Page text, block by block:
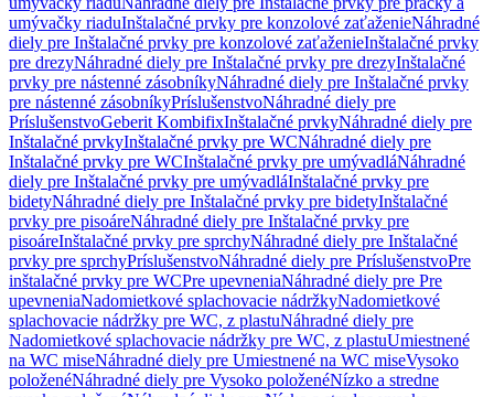
umývačky riaduInštalačné prvky pre konzolové zaťaženieNáhradné
diely pre Inštalačné prvky pre konzolové zaťaženieInštalačné prvky
pre drezyNáhradné diely pre Inštalačné prvky pre drezyInštalačné
prvky pre nástenné zásobníkyNáhradné diely pre Inštalačné prvky
pre nástenné zásobníkyPríslušenstvoNáhradné diely pre
PríslušenstvoGeberit KombifixInštalačné prvkyNáhradné diely pre
Inštalačné prvkyInštalačné prvky pre WCNáhradné diely pre
Inštalačné prvky pre WCInštalačné prvky pre umývadláNáhradné
diely pre Inštalačné prvky pre umývadláInštalačné prvky pre
bidetyNáhradné diely pre Inštalačné prvky pre bidetyInštalačné
prvky pre pisoáreNáhradné diely pre Inštalačné prvky pre
pisoáreInštalačné prvky pre sprchyNáhradné diely pre Inštalačné
prvky pre sprchyPríslušenstvoNáhradné diely pre PríslušenstvoPre
inštalačné prvky pre WCPre upevneniaNáhradné diely pre Pre
upevneniaNadomietkové splachovacie nádržkyNadomietkové
splachovacie nádržky pre WC, z plastuNáhradné diely pre
Nadomietkové splachovacie nádržky pre WC, z plastuUmiestnené
na WC miseNáhradné diely pre Umiestnené na WC miseVysoko
položenéNáhradné diely pre Vysoko položenéNízko a stredne